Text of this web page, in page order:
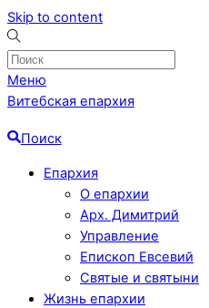
Skip to content
Меню
Витебская епархия
Поиск
Епархия
О епархии
Арх. Димитрий
Управление
Епископ Евсевий
Святые и святыни
Жизнь епархии